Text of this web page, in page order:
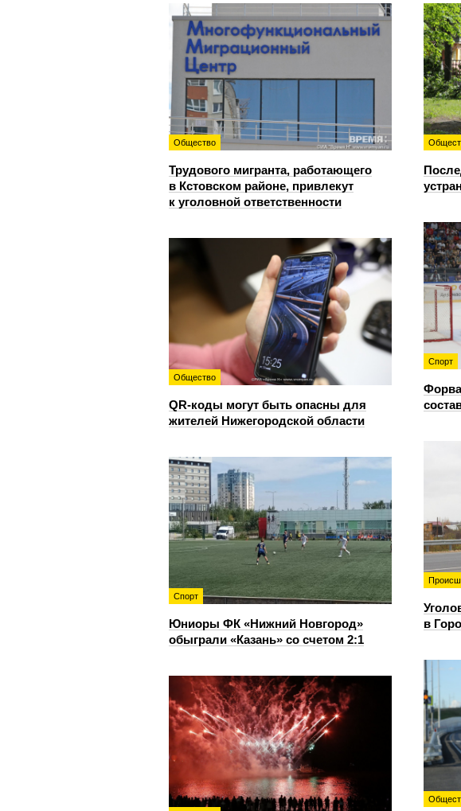
Общество
Трудового мигранта, работающего
в Кстовском районе, привлекут
к уголовной ответственности
Спорт
Общество
QR-коды могут быть опасны для
жителей Нижегородской области
в
Спорт
Юниоры ФК «Нижний Новгород»
обыграли «Казань» со счетом 2:1